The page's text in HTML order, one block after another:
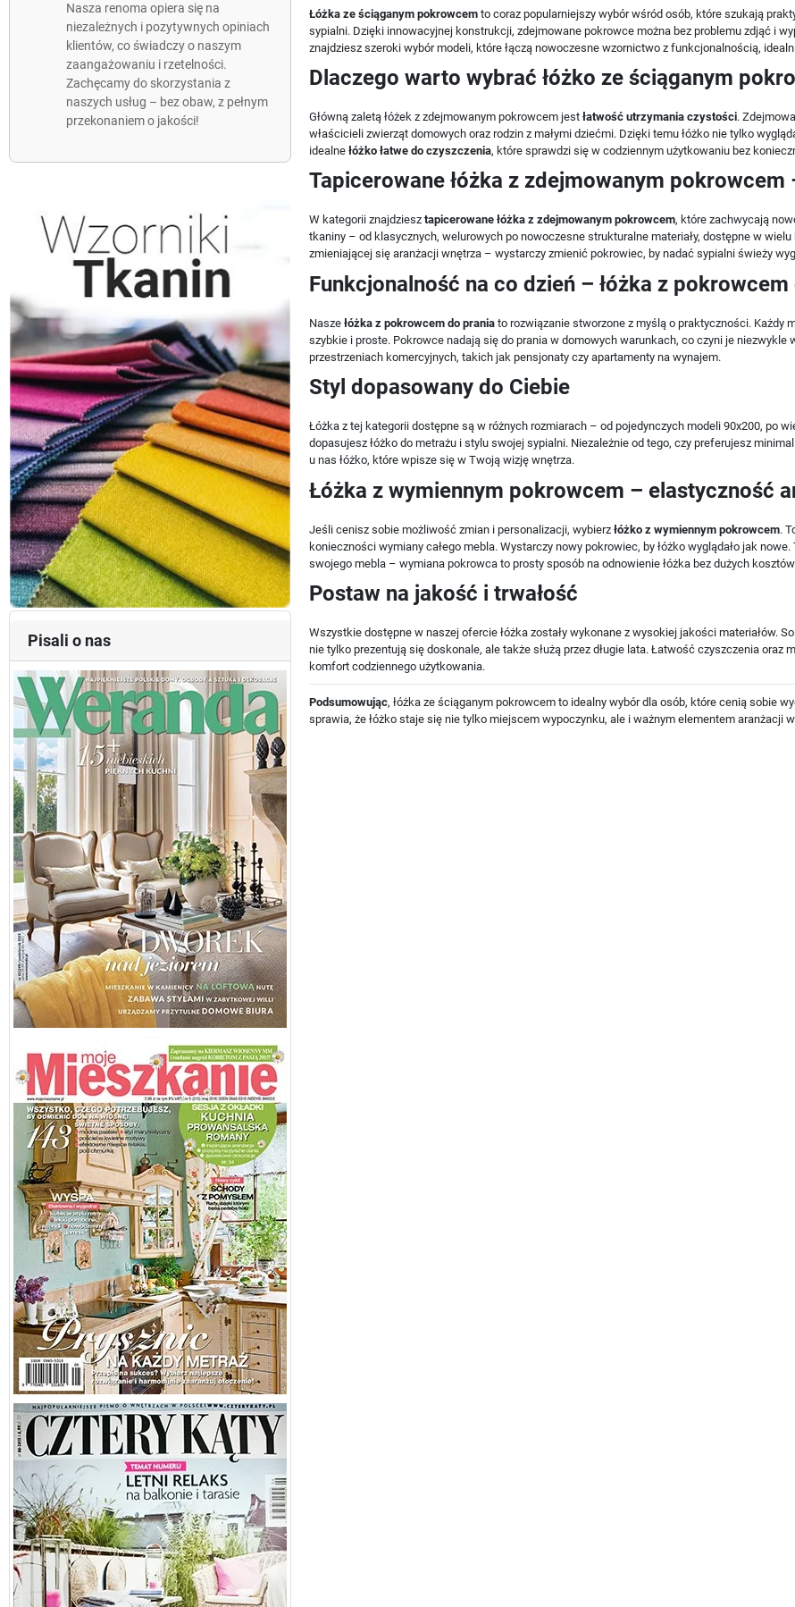
Nasza renoma opiera się na
niezależnych i pozytywnych opiniach
klientów, co świadczy o naszym
zaangażowaniu i rzetelności.
Zachęcamy do skorzystania z
naszych usług – bez obaw, z pełnym
przekonaniem o jakości!
Pisali o nas
Łóżka ze ściąganym pokrowcem to coraz popularniejszy wybór wśród osób, które szukają
sypialni. Dzięki innowacyjnej konstrukcji, zdejmowane pokrowce można bez problemu zdjąć i
znajdziesz szeroki wybór modeli, które łączą nowoczesne wzornictwo z funkcjonalnością,
Dlaczego warto wybrać łóżko ze ściąganym
Główną zaletą łóżek z zdejmowanym pokrowcem jest łatwość utrzymania czystości.
właścicieli zwierząt domowych oraz rodzin z małymi dziećmi. Dzięki temu łóżko nie tylko
idealne łóżko łatwe do czyszczenia, które sprawdzi się w codziennym użytkowaniu bez
Tapicerowane łóżka z zdejmowanym pokrowcem
W kategorii znajdziesz tapicerowane łóżka z zdejmowanym pokrowcem, które zachwycają
tkaniny – od klasycznych, welurowych po nowoczesne strukturalne materiały, dostępne w
zmieniającej się aranżacji wnętrza – wystarczy zmienić pokrowiec, by nadać sypialni świeży
Funkcjonalność na co dzień – łóżka z
Nasze łóżka z pokrowcem do prania to rozwiązanie stworzone z myślą o praktyczności. Każdy
szybkie i proste. Pokrowce nadają się do prania w domowych warunkach, co czyni je
przestrzeniach komercyjnych, takich jak pensjonaty czy apartamenty na wynajem.
Styl dopasowany do Ciebie
Łóżka z tej kategorii dostępne są w różnych rozmiarach – od pojedynczych modeli 90x200, po
dopasujesz łóżko do metrażu i stylu swojej sypialni. Niezależnie od tego, czy preferujesz
u nas łóżko, które wpisze się w Twoją wizję wnętrza.
Łóżka z wymiennym pokrowcem – elastyczność
Jeśli cenisz sobie możliwość zmian i personalizacji, wybierz łóżko z wymiennym pokrowcem.
konieczności wymiany całego mebla. Wystarczy nowy pokrowiec, by łóżko wyglądało jak
swojego mebla – wymiana pokrowca to prosty sposób na odnowienie łóżka bez dużych kosztów.
Postaw na jakość i trwałość
Wszystkie dostępne w naszej ofercie łóżka zostały wykonane z wysokiej jakości materiałów.
nie tylko prezentują się doskonale, ale także służą przez długie lata. Łatwość czyszczenia
komfort codziennego użytkowania.
Podsumowując, łóżka ze ściąganym pokrowcem to idealny wybór dla osób, które cenią sobie
sprawia, że łóżko staje się nie tylko miejscem wypoczynku, ale i ważnym elementem aranżacji